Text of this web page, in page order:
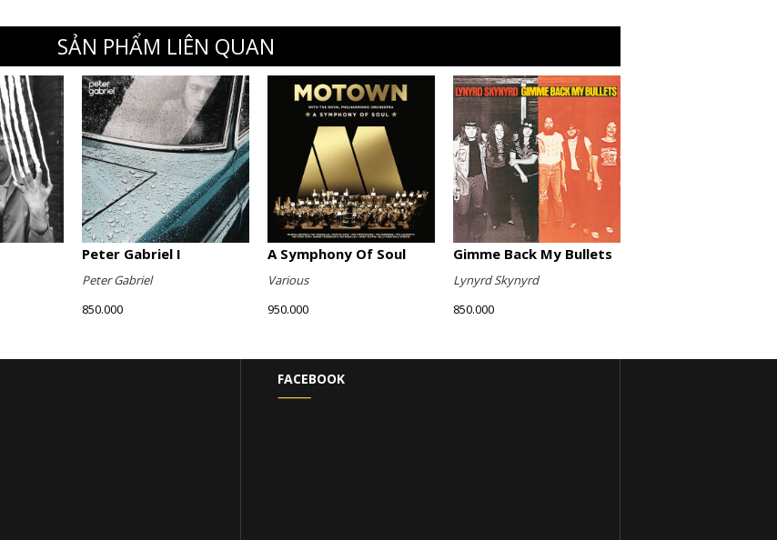
SẢN PHẨM LIÊN QUAN
Peter Gabriel I
Peter Gabriel
850.000
A Symphony Of Soul
Various
950.000
Gimme Back My Bullets
Lynyrd Skynyrd
850.000
FACEBOOK